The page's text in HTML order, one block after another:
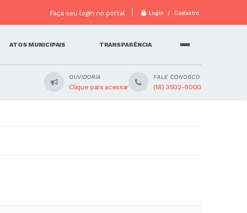
Faça seu login no portal Login / Cadastro
ATOS MUNICIPAIS TRANSPARÊNCIA
OUVIDORIA
Clique para acessar
FALE CONOSCO
(18) 3502-9000